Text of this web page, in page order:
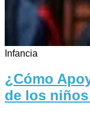
Infancia
¿Cómo
de los